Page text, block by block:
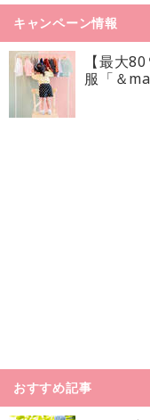
キャンペーン情報
【最大
服「＆
おすすめ記事